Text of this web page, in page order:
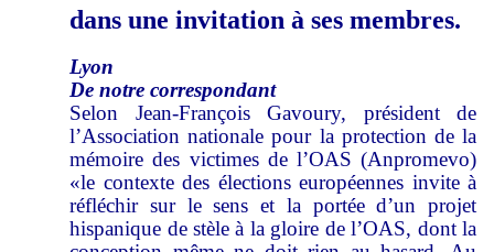
dans une invitation à ses membres.
Lyon
De notre correspondant
Selon Jean-François Gavoury, président de
l’Association nationale pour la protection de la
mémoire des victimes de l’OAS (Anpromevo)
«le contexte des élections européennes invite à
réfléchir sur le sens et la portée d’un projet
hispanique de stèle à la gloire de l’OAS, dont la